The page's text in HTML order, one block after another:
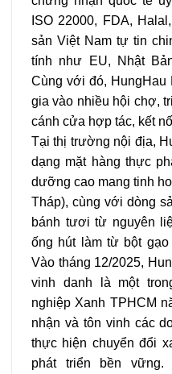
ISO 22000, FDA,
sản Việt Nam tự tin
tính như EU, Nhật
Cùng với đó, HungHau
gia vào nhiều hội chợ,
cánh cửa hợp tác, kết
Tại thị trường nội địa,
dạng mặt hàng thực
dưỡng cao mang tinh
Tháp), cùng với dòng
bánh tươi từ nguyên
ống hút làm từ bột
Vào tháng 12/2025,
vinh danh là một
nghiệp Xanh TPHCM
nhận và tôn vinh các
thực hiện chuyển đổi
phát triển bền